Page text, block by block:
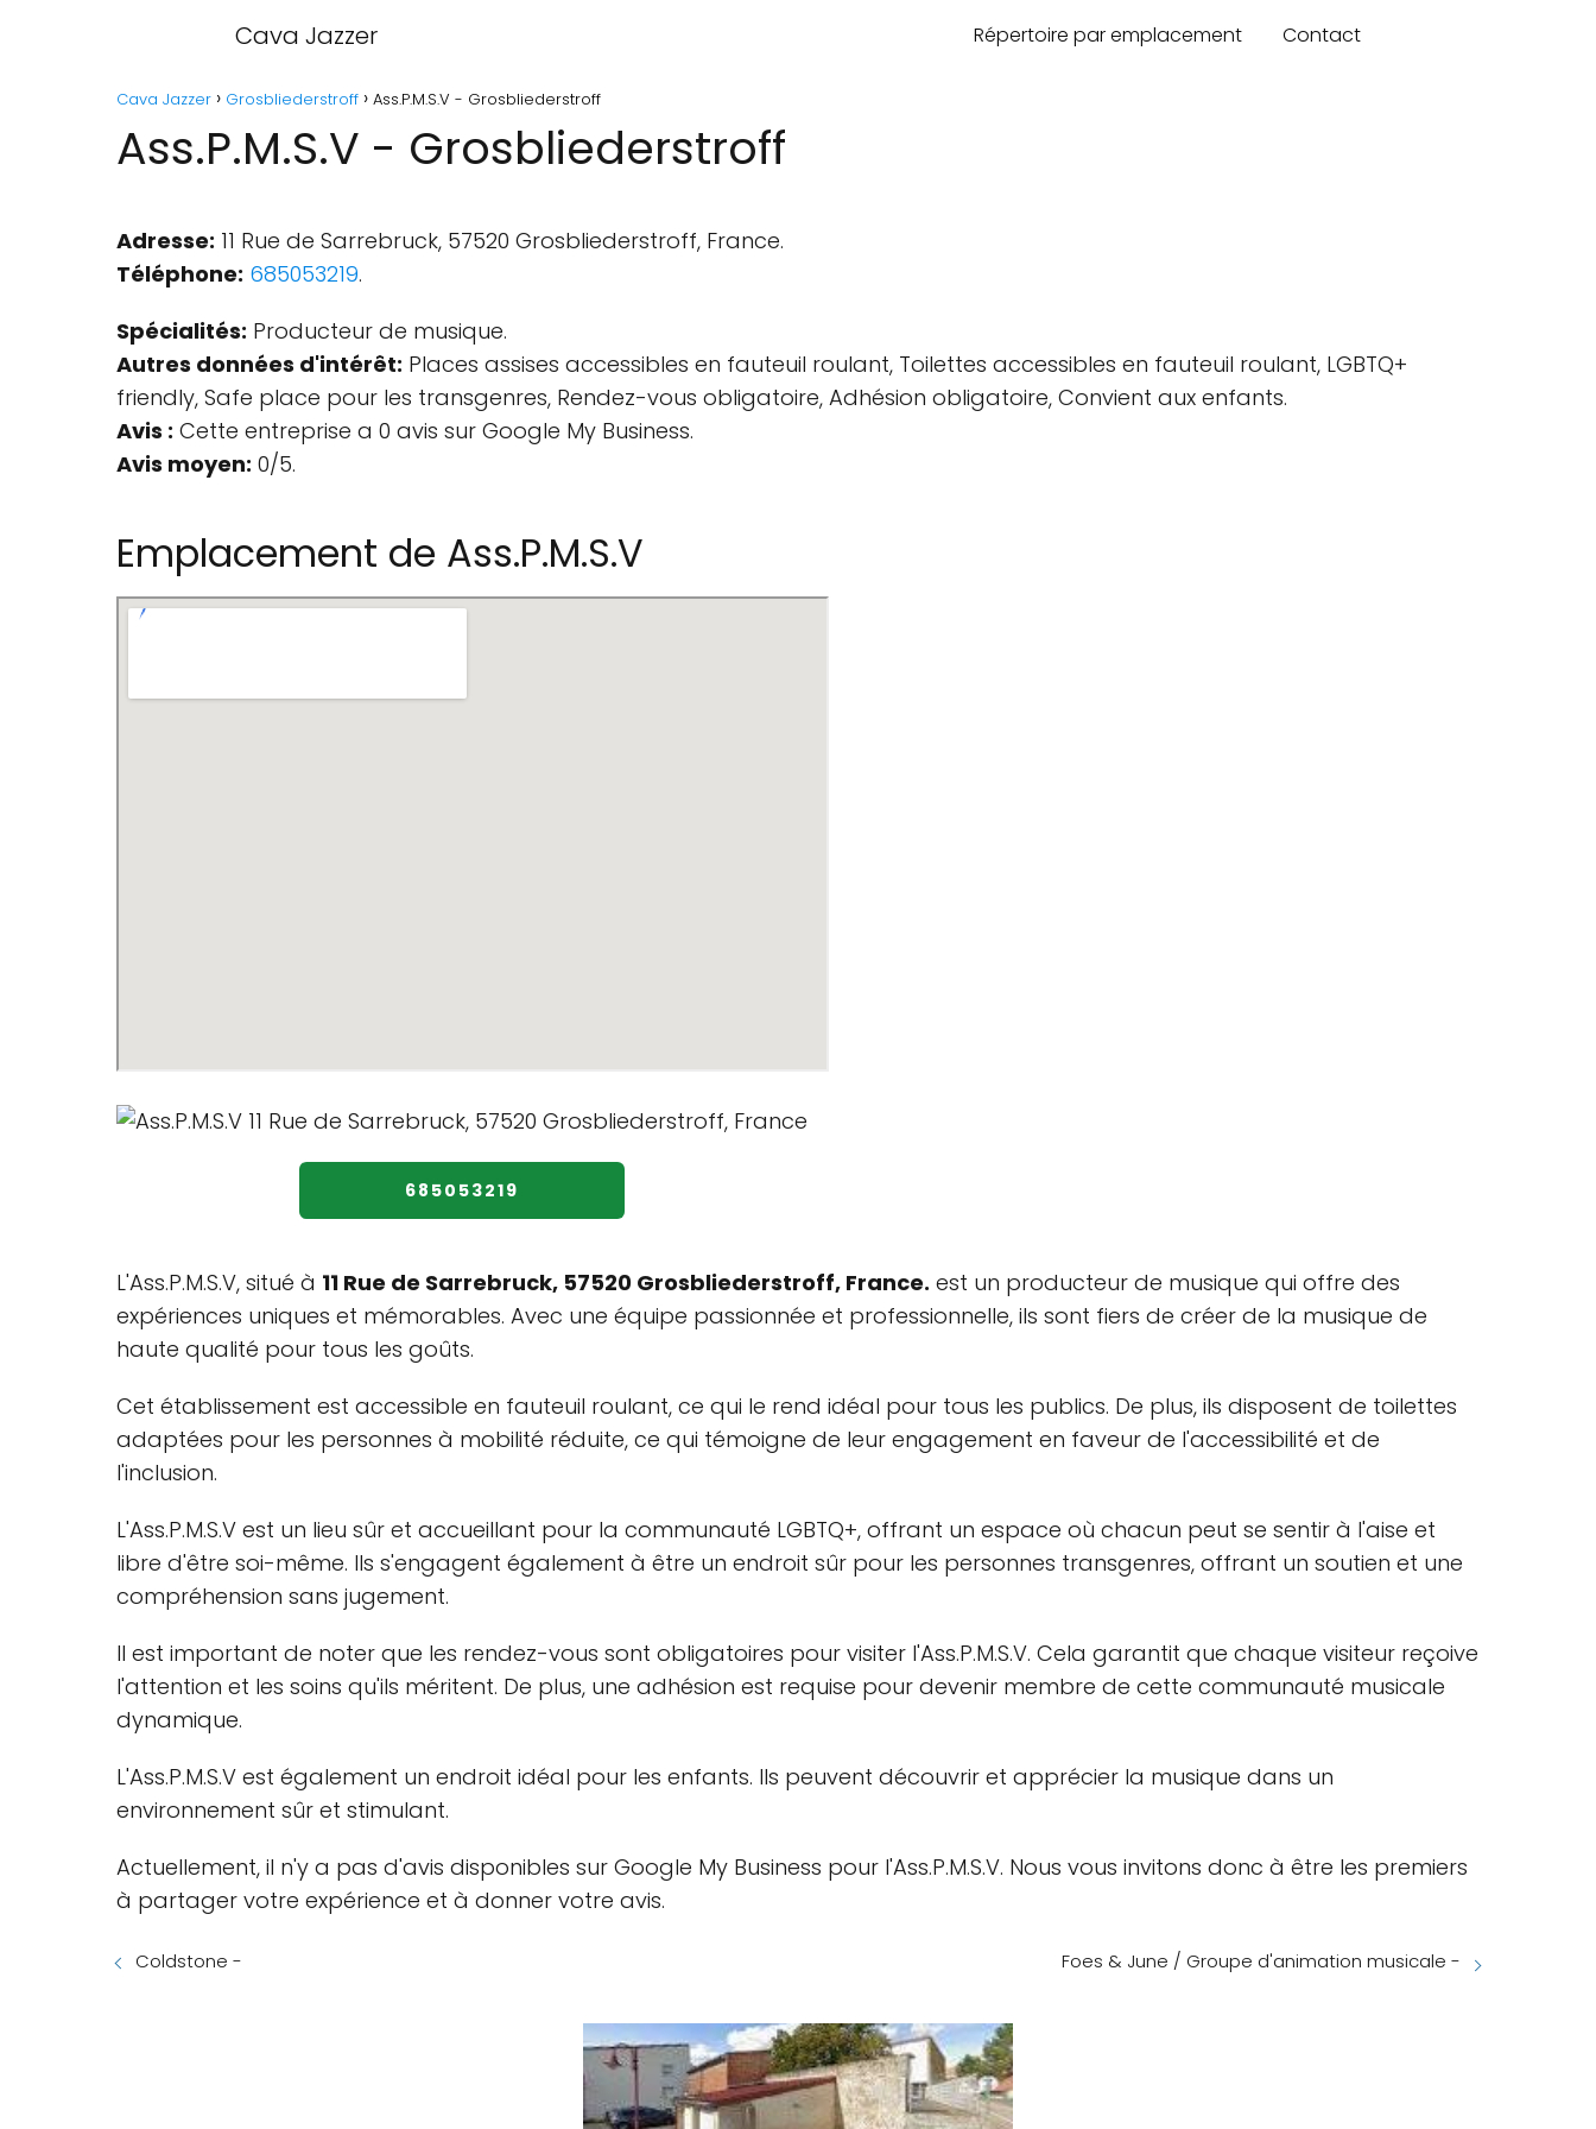
Cava Jazzer Répertoire par emplacement Contact
Cava Jazzer Grosbliederstroff Ass.P.M.S.V - Grosbliederstroff
Ass.P.M.S.V - Grosbliederstroff
Adresse: 11 Rue de Sarrebruck, 57520 Grosbliederstroff, France.
Téléphone: 685053219.
Spécialités: Producteur de musique.
Autres données d'intérêt: Places assises accessibles en fauteuil roulant, Toilettes accessibles en fauteuil roulant, LGBTQ+
friendly, Safe place pour les transgenres, Rendez-vous obligatoire, Adhésion obligatoire, Convient aux enfants.
Avis : Cette entreprise a 0 avis sur Google My Business.
Avis moyen: 0/5.
Emplacement de Ass.P.M.S.V
685053219
L'Ass.P.M.S.V, situé à 11 Rue de Sarrebruck, 57520 Grosbliederstroff, France. est un producteur de musique qui offre des
expériences uniques et mémorables. Avec une équipe passionnée et professionnelle, ils sont fiers de créer de la musique de
haute qualité pour tous les goûts.
Cet établissement est accessible en fauteuil roulant, ce qui le rend idéal pour tous les publics. De plus, ils disposent de toilettes
adaptées pour les personnes à mobilité réduite, ce qui témoigne de leur engagement en faveur de l'accessibilité et de
l'inclusion.
L'Ass.P.M.S.V est un lieu sûr et accueillant pour la communauté LGBTQ+, offrant un espace où chacun peut se sentir à l'aise et
libre d'être soi-même. Ils s'engagent également à être un endroit sûr pour les personnes transgenres, offrant un soutien et une
compréhension sans jugement.
Il est important de noter que les rendez-vous sont obligatoires pour visiter l'Ass.P.M.S.V. Cela garantit que chaque visiteur reçoive
l'attention et les soins qu'ils méritent. De plus, une adhésion est requise pour devenir membre de cette communauté musicale
dynamique.
L'Ass.P.M.S.V est également un endroit idéal pour les enfants. Ils peuvent découvrir et apprécier la musique dans un
environnement sûr et stimulant.
Actuellement, il n'y a pas d'avis disponibles sur Google My Business pour l'Ass.P.M.S.V. Nous vous invitons donc à être les premiers
à partager votre expérience et à donner votre avis.
Coldstone - Foes & June / Groupe d'animation musicale -